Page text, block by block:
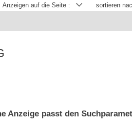
sortieren
Anzeigen auf die Seite :
Anzeige passt den